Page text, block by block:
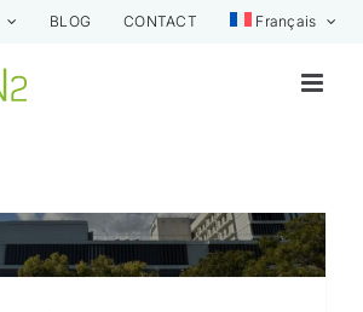
BLOG CONTACT Français